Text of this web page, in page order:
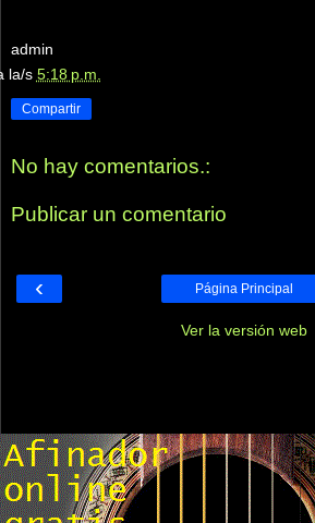
admin
la/s 5:18 p.m.
Compartir
No hay comentarios.:
Publicar un comentario
‹ Página Principal
Ver la versión web